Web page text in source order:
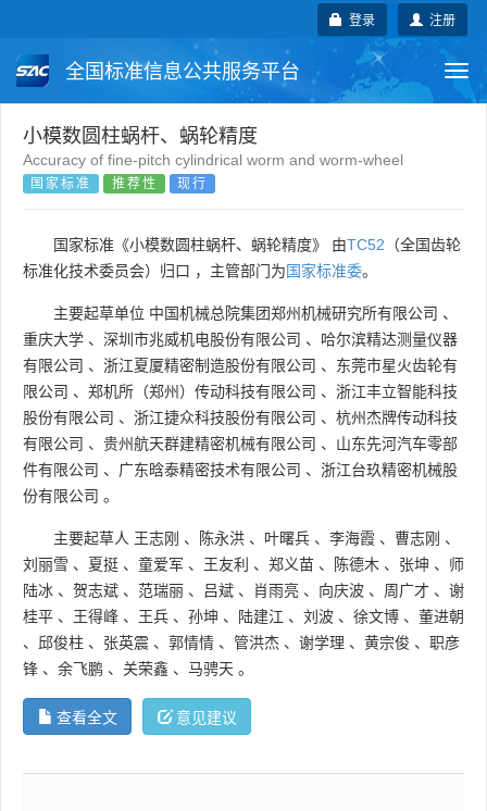
注册
登录
全国标准信息公共服务平台
国家标准 行业标准
团体标准
国外标准 技术委员会
小模数圆柱蜗杆、蜗轮精度
Accuracy of fine-pitch cylindrical worm and worm-wheel
国家标准 推荐性 现行
国家标准《小模数圆柱蜗杆、蜗轮精度》 由TC52 （全国齿轮
标准化技术委员会）归口 ，主管部门为国家标准委。
主要起草单位 中国机械总院集团郑州机械研究所有限公司 、
重庆大学 、 深圳市兆威机电股份有限公司 、 哈尔滨精达测量仪器
有限公司 、 浙江夏厦精密制造股份有限公司 、 东莞市星火齿轮有
限公司 、 郑机所（郑州）传动科技有限公司 、 浙江丰立智能科技
股份有限公司 、 浙江捷众科技股份有限公司 、 杭州杰牌传动科技
有限公司 、 贵州航天群建精密机械有限公司 、 山东先河汽车零部
件有限公司 、 广东晗泰精密技术有限公司 、 浙江台玖精密机械股
份有限公司 。
主要起草人 王志刚 、 陈永洪 、 叶曙兵 、 李海霞 、 曹志刚 、
刘丽雪 、 夏挺 、 童爱军 、 王友利 、 郑义苗 、 陈德木 、 张坤 、 师
陆冰 、 贺志斌 、 范瑞丽 、 吕斌 、 肖雨亮 、 向庆波 、 周广才 、 谢
桂平 、 王得峰 、 王兵 、 孙坤 、 陆建江 、 刘波 、 徐文博 、 董进朝
、 邱俊柱 、 张英震 、 郭情情 、 管洪杰 、 谢学理 、 黄宗俊 、 职彦
锋 、 余飞鹏 、 关荣鑫 、 马骋天 。
查看全文 意见建议